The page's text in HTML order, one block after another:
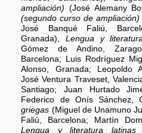
ampliación) (José Alemany
(segundo curso de ampliación)
José Banqué Faliú,
Granada), Lengua y
Gómez de Andino,
Barcelona; Luis Rodríguez
Alonso, Granada; Leopoldo
José Ventura Traveset,
Santiago; Juan Hurtado
Federico de Onís Sánchez,
griegas (Miguel de Unamuno
Faliú, Barcelona; Martín
Lengua y literatura latinas